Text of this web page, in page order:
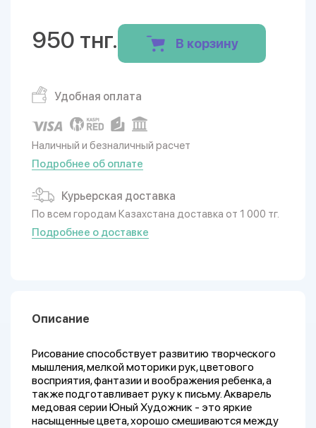
950 тнг. В корзину
Удобная оплата
Наличный и безналичный расчет
Подробнее об оплате
Курьерская доставка
По всем городам Казахстана доставка от 1 000 тг.
Подробнее о доставке
Описание
Рисование способствует развитию творческого
мышления, мелкой моторики рук, цветового
восприятия, фантазии и воображения ребенка, а
также подготавливает руку к письму. Акварель
медовая серии Юный Художник - это яркие
насыщенные цвета, хорошо смешиваются между